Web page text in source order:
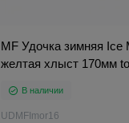
MF Удочка зимняя Ice
желтая хлыст 170мм
В наличии
UDMFImor16